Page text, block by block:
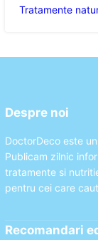
Tratamente
Despre noi
DoctorDeco este
Publicam zilnic
tratamente si
pentru cei care
Recomandari